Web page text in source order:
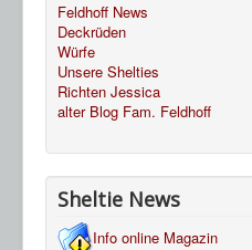
Feldhoff News
Deckrüden
Würfe
Unsere Shelties
Richten Jessica
alter Blog Fam. Feldhoff
Sheltie News
Info online Magazin